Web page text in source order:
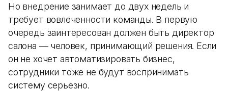
Но внедрение занимает до двух недель и
требует вовлеченности команды. В первую
очередь заинтересован должен быть директор
салона — человек, принимающий решения. Если
он не хочет автоматизировать бизнес,
сотрудники тоже не будут воспринимать
систему серьезно.